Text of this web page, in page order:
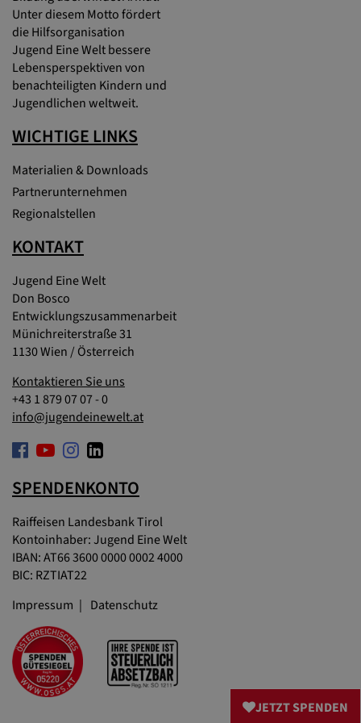
JETZT SPENDEN
Unter diesem Motto fördert
die Hilfsorganisation
Jugend Eine Welt bessere
Lebensperspektiven von
benachteiligten Kindern und
Jugendlichen weltweit.
WICHTIGE LINKS
Materialien & Downloads
Partnerunternehmen
Regionalstellen
KONTAKT
Jugend Eine Welt
Don Bosco
Entwicklungszusammenarbeit
Münichreiterstraße 31
1130 Wien / Österreich
Kontaktieren Sie uns
+43 1 879 07 07 - 0
info@jugendeinewelt.at
SPENDENKONTO
Raiffeisen Landesbank Tirol
Kontoinhaber: Jugend Eine Welt
IBAN: AT66 3600 0000 0002 4000
BIC: RZTIAT22
Impressum
Datenschutz